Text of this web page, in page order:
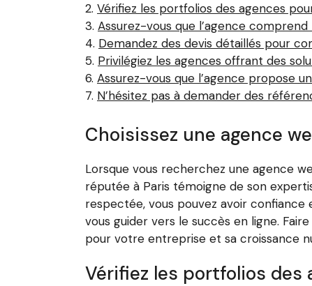
Vérifiez les portfolios des agences
Assurez-vous que l’agence
Demandez des devis détaillés pour
Privilégiez les agences offrant des
Assurez-vous que l’agence propose
N’hésitez pas à demander des
Choisissez une agence
Lorsque vous recherchez une agence
réputée à Paris témoigne de son
respectée, vous pouvez avoir
vous guider vers le succès en ligne.
pour votre entreprise et sa croissance
Vérifiez les portfolios des